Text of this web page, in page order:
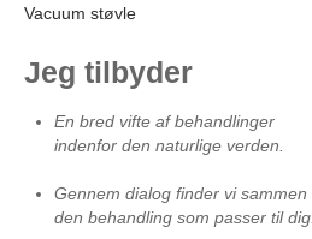
Vacuum støvle
Jeg tilbyder
En bred vifte af behandlinger
indenfor den naturlige verden.
Gennem dialog finder vi sammen
den behandling som passer til dig.